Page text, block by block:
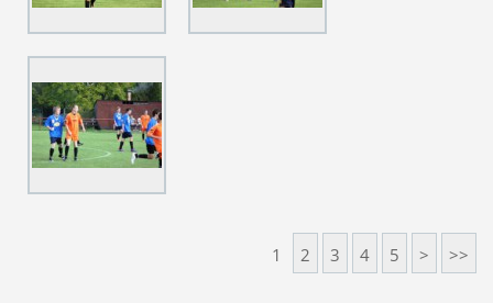
1 2 3 4 5 > >>